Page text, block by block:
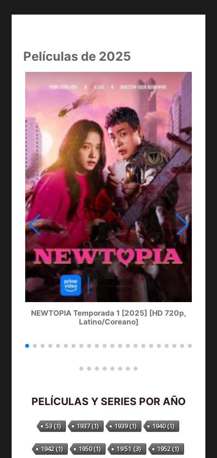
Películas de 2025
NEWTOPIA Temporada 1 [2025] [HD 720p,
Latino/Coreano]
PELÍCULAS Y SERIES POR AÑO
53(1) 1937(1) 1939(1) 1940(1)
1942(1) 1950(1) 1951 (3) 1952(1)